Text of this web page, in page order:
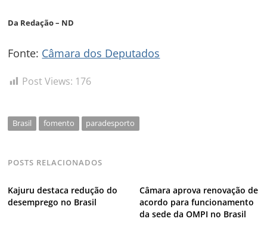
Da Redação – ND
Fonte: Câmara dos Deputados
Post Views: 176
Brasil fomento paradesporto
POSTS RELACIONADOS
Kajuru destaca redução do
desemprego no Brasil
Câmara aprova renovação de
acordo para funcionamento
da sede da OMPI no Brasil